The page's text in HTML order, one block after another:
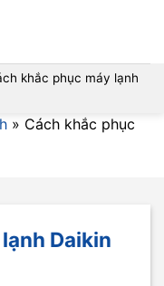
khắc phục máy lạnh
» Cách khắc phục
Daikin